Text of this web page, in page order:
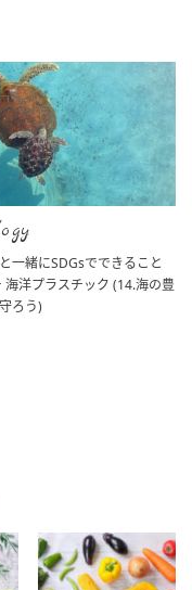
一緒にSDGsでできること
海洋プラスチック (14.海の豊
ろう)